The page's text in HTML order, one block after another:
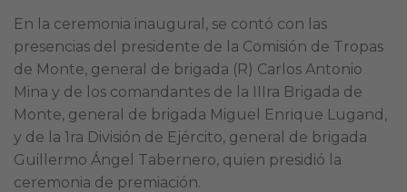
En la ceremonia inaugural, se contó con las
presencias del presidente de la Comisión de Tropas
de Monte, general de brigada (R) Carlos Antonio
Mina y de los comandantes de la IIIra Brigada de
Monte, general de brigada Miguel Enrique Lugand,
y de la 1ra División de Ejército, general de brigada
Guillermo Ángel Tabernero, quien presidió la
ceremonia de premiación.